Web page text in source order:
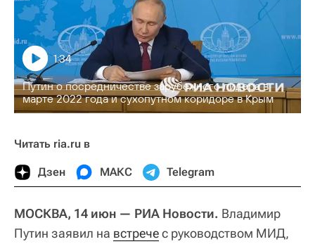
Путин о посредничестве зарубежного лидера в
марте 2022 года и сухопутном коридоре в Крым
1:34
Читать ria.ru в
Дзен МАКС Telegram
МОСКВА, 14 июн — РИА Новости. Владимир
Путин заявил на встречес руководством МИД,